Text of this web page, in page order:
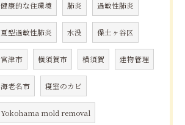
健康的な住環境 肺炎 過敏性肺炎
夏型過敏性肺炎 水没 保土ヶ谷区
宮津市 横須賀市 横須賀 建物管理
海老名市 寝室のカビ
Yokohama mold removal